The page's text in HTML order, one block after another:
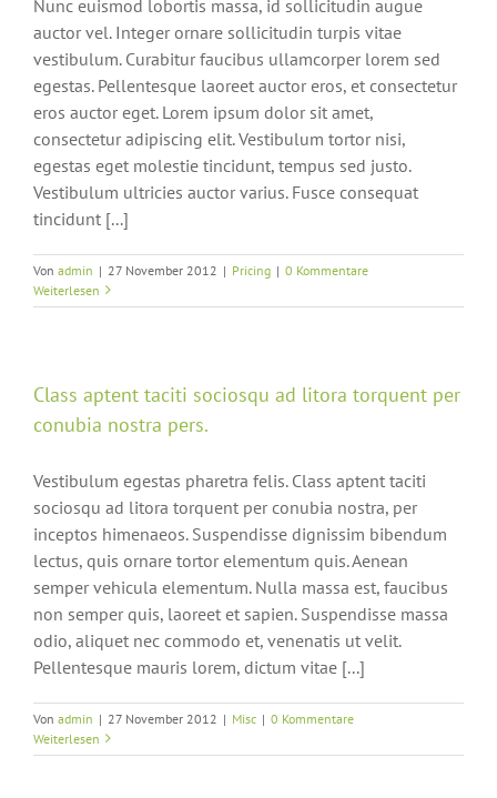
Nunc euismod lobortis massa, id sollicitudin augue
auctor vel. Integer ornare sollicitudin turpis vitae
vestibulum. Curabitur faucibus ullamcorper lorem sed
egestas. Pellentesque laoreet auctor eros, et consectetur
eros auctor eget. Lorem ipsum dolor sit amet,
consectetur adipiscing elit. Vestibulum tortor nisi,
egestas eget molestie tincidunt, tempus sed justo.
Vestibulum ultricies auctor varius. Fusce consequat
tincidunt [...]
Von admin | 27 November 2012 | Pricing | 0 Kommentare
Weiterlesen
Class aptent taciti sociosqu ad litora torquent per
conubia nostra pers.
Vestibulum egestas pharetra felis. Class aptent taciti
sociosqu ad litora torquent per conubia nostra, per
inceptos himenaeos. Suspendisse dignissim bibendum
lectus, quis ornare tortor elementum quis. Aenean
semper vehicula elementum. Nulla massa est, faucibus
non semper quis, laoreet et sapien. Suspendisse massa
odio, aliquet nec commodo et, venenatis ut velit.
Pellentesque mauris lorem, dictum vitae [...]
Von admin | 27 November 2012 | Misc | 0 Kommentare
Weiterlesen